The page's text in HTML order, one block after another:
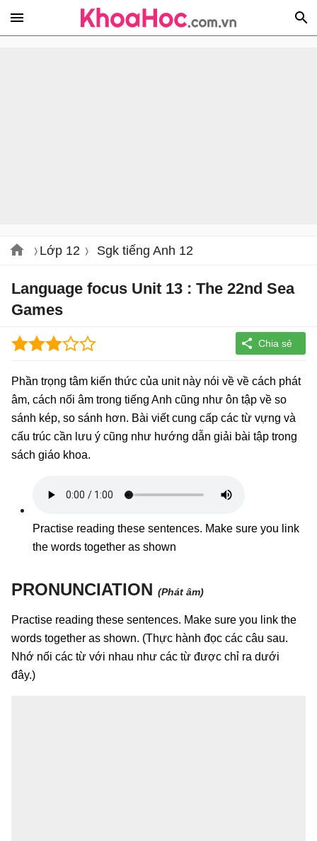
Lớp 12 Sgk tiếng Anh 12
Language focus Unit 13 : The 22nd Sea
Games
Phần trọng tâm kiến thức của unit này nói về về cách phát
âm, cách nối âm trong tiếng Anh cũng như ôn tập về so
sánh kép, so sánh hơn. Bài viết cung cấp các từ vựng và
cấu trúc cần lưu ý cũng như hướng dẫn giải bài tập trong
sách giáo khoa.
Practise reading these sentences. Make sure you link
the words together as shown
PRONUNCIATION (Phát âm)
Practise reading these sentences. Make sure you link the
words together as shown. (Thực hành đọc các câu sau.
Nhớ nối các từ với nhau như các từ được chỉ ra dưới
đây.)